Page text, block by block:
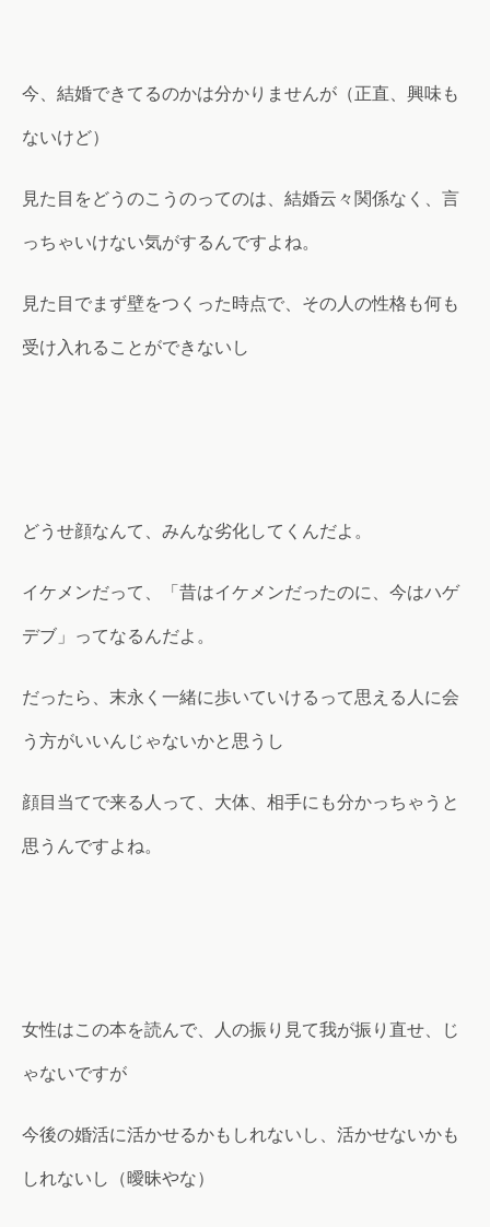
今、結婚できてるのかは分かりませんが（正直、興味も
ないけど）
見た目をどうのこうのってのは、結婚云々関係なく、言
っちゃいけない気がするんですよね。
見た目でまず壁をつくった時点で、その人の性格も何も
受け入れることができないし
どうせ顔なんて、みんな劣化してくんだよ。
イケメンだって、「昔はイケメンだったのに、今はハゲ
デブ」ってなるんだよ。
だったら、末永く一緒に歩いていけるって思える人に会
う方がいいんじゃないかと思うし
顔目当てで来る人って、大体、相手にも分かっちゃうと
思うんですよね。
女性はこの本を読んで、人の振り見て我が振り直せ、じ
ゃないですが
今後の婚活に活かせるかもしれないし、活かせないかも
しれないし（曖昧やな）